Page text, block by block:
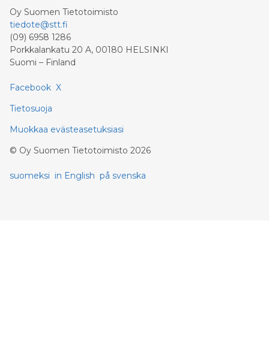
Oy Suomen Tietotoimisto
tiedote@stt.fi
(09) 6958 1286
Porkkalankatu 20 A, 00180 HELSINKI
Suomi – Finland
Facebook X
Tietosuoja
Muokkaa evästeasetuksiasi
© Oy Suomen Tietotoimisto 2026
suomeksi in English på svenska